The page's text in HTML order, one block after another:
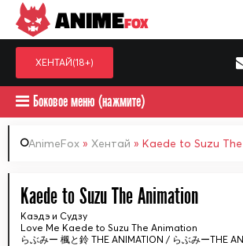
Выберите одну категорию для
ANIMEFOX
ХЕНТАЙ(18+)
Боковое меню (нажмите)
AnimeFox » Хентай » Kaede to Suzu
Kaede to Suzu The Animation
Каэдэ и Судзу
Love Me Kaede to Suzu The Animation
らぶみー 楓と鈴 THE ANIMATION / らぶみーTHE